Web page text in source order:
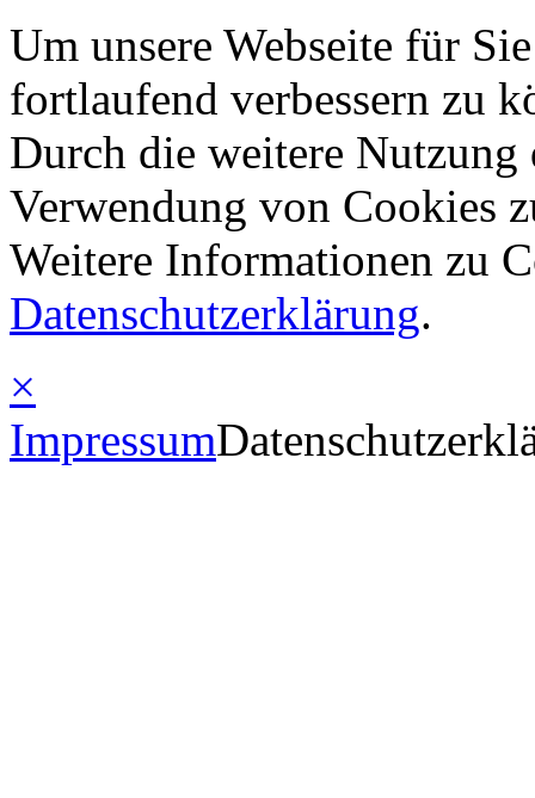
Um unsere Webseite für
fortlaufend verbessern zu
Durch die weitere Nutzung
Verwendung von Cookies
Weitere Informationen zu
Datenschutzerklärung.
×
Impressum